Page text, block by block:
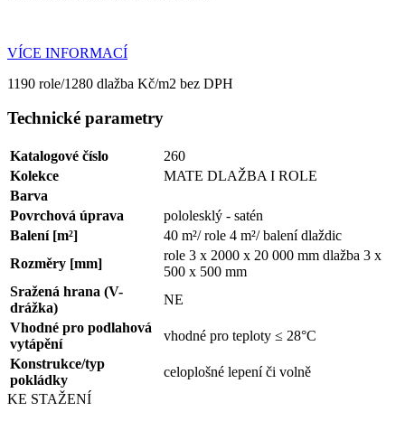
VÍCE INFORMACÍ
1190 role/1280 dlažba Kč/m2 bez DPH
Technické parametry
Katalogové číslo
260
Kolekce
MATE DLAŽBA I ROLE
Barva
Povrchová úprava
pololesklý - satén
Balení [m²]
40 m²/ role 4 m²/ balení dlaždic
Rozměry [mm]
role 3 x 2000 x 20 000 mm dlažba 3 x
500 x 500 mm
Sražená hrana (V-
drážka)
NE
Vhodné pro podlahová
vytápění
vhodné pro teploty ≤ 28°C
Konstrukce/typ
pokládky
celoplošné lepení či volně
KE STAŽENÍ